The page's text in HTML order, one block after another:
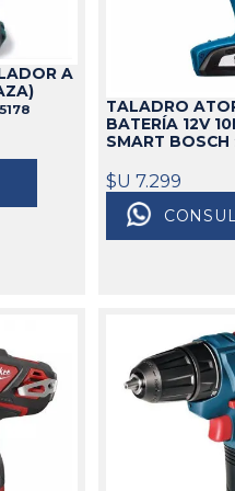
Cinturones
Carros
A
TALADRO
BATERÍA 12V
SMART BOSCH
$U 7.299